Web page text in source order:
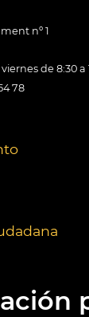
nº 1
de 8:30 a
78